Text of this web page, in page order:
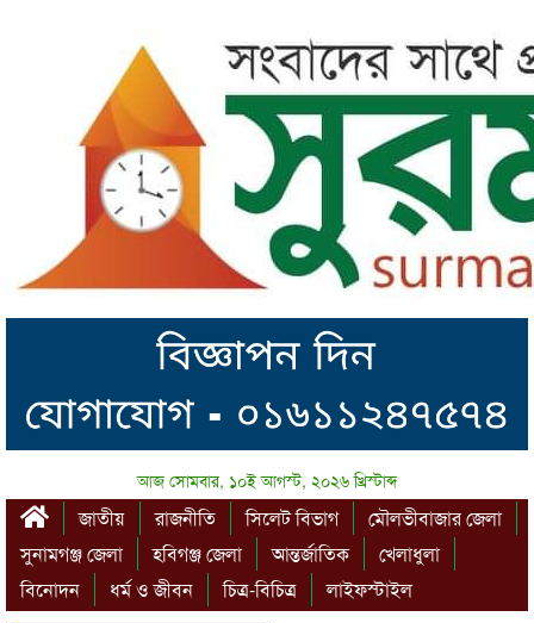
আজ সোমবার, ১০ই আগস্ট, ২০২৬ খ্রিস্টাব্দ
জাতীয় রাজনীতি সিলেট বিভাগ
মৌলভীবাজার জেলা
সুনামগঞ্জ জেলা
হবিগঞ্জ জেলা আন্তর্জাতিক
খেলাধুলা
বিনোদন
ধর্ম ও জীবন চিত্র-বিচিত্র লাইফস্টাইল